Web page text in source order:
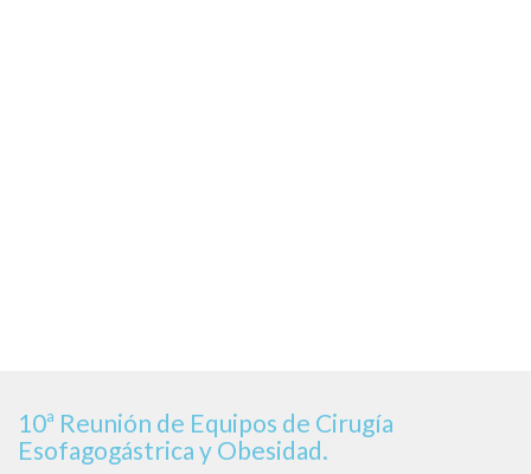
10ª Reunión de Equipos de Cirugía
Esofagogástrica y Obesidad.